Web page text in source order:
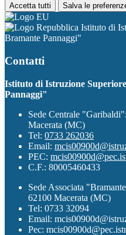
Accetta tutti Salva le
Istituto di
Bramante Pannaggi"
Contatti
Istituto di Istruzione
Pannaggi"
Sede Centrale
Macerata (MC)
Tel: 0733 262036
Email:
PEC:
C.F.: 80005460433
Sede Associata
62100 Macerata (MC)
Tel: 0733 32094
Email:
Pec: